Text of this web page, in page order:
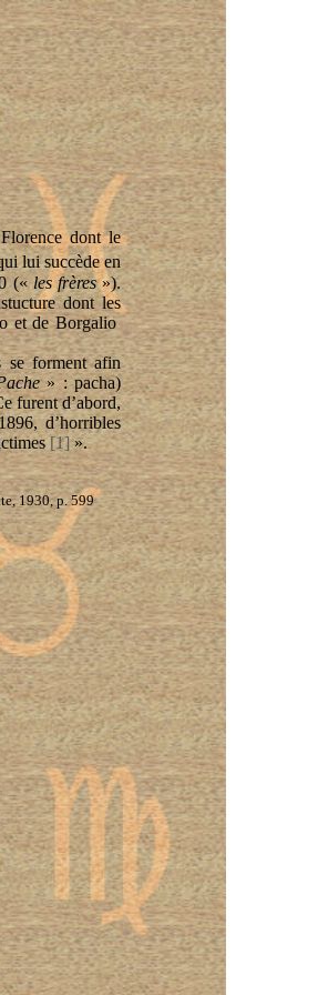
dont le
lui succède en
(« les frères»).
dont les
et de Borgalio
se forment afin
» : pacha)
furent d’abord,
d’horribles
[1]».
1930, p. 599